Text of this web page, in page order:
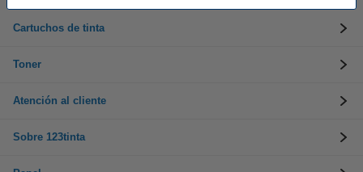
Cartuchos de tinta
Toner
Atención al cliente
Sobre 123tinta